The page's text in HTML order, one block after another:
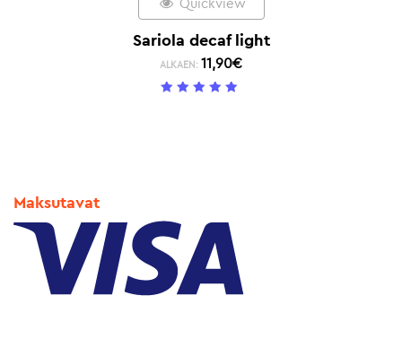
Quickview
Sariola decaf light
ALKAEN: 11,90€
Maksutavat